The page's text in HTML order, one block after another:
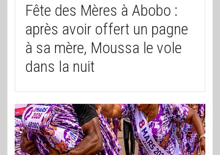
Fête des Mères à Abobo :
après avoir offert un pagne
à sa mère, Moussa le vole
dans la nuit